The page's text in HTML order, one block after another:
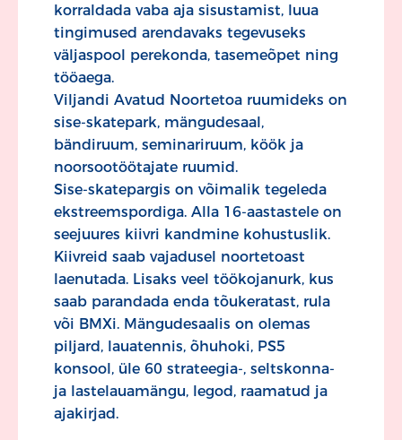
korraldada vaba aja sisustamist, luua
tingimused arendavaks tegevuseks
väljaspool perekonda, tasemeõpet ning
tööaega.
Viljandi Avatud Noortetoa ruumideks on
sise-skatepark, mängudesaal,
bändiruum, seminariruum, köök ja
noorsootöötajate ruumid.
Sise-skatepargis on võimalik tegeleda
ekstreemspordiga. Alla 16-aastastele on
seejuures kiivri kandmine kohustuslik.
Kiivreid saab vajadusel noortetoast
laenutada. Lisaks veel töökojanurk, kus
saab parandada enda tõukeratast, rula
või BMXi. Mängudesaalis on olemas
piljard, lauatennis, õhuhoki, PS5
konsool, üle 60 strateegia-, seltskonna-
ja lastelauamängu, legod, raamatud ja
ajakirjad.